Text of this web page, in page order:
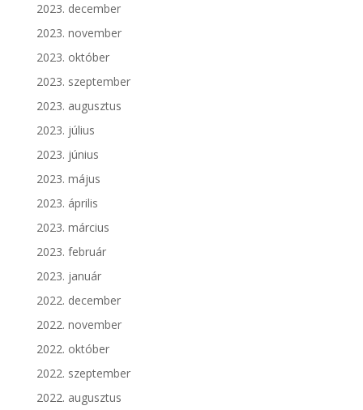
2023. december
2023. november
2023. október
2023. szeptember
2023. augusztus
2023. július
2023. június
2023. május
2023. április
2023. március
2023. február
2023. január
2022. december
2022. november
2022. október
2022. szeptember
2022. augusztus